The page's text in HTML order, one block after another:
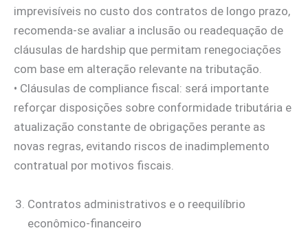
imprevisíveis no custo dos contratos de longo prazo,
recomenda-se avaliar a inclusão ou readequação de
cláusulas de hardship que permitam renegociações
com base em alteração relevante na tributação.
• Cláusulas de compliance fiscal: será importante
reforçar disposições sobre conformidade tributária e
atualização constante de obrigações perante as
novas regras, evitando riscos de inadimplemento
contratual por motivos fiscais.
Contratos administrativos e o reequilíbrio
econômico-financeiro